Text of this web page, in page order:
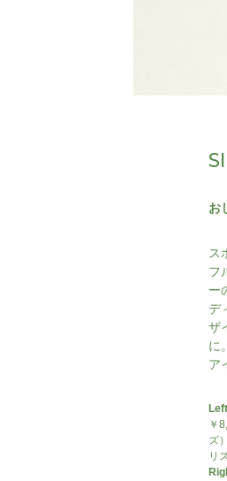
お
ス
フ
ー
デ
ザ
に
ア
￥
ズ
リ